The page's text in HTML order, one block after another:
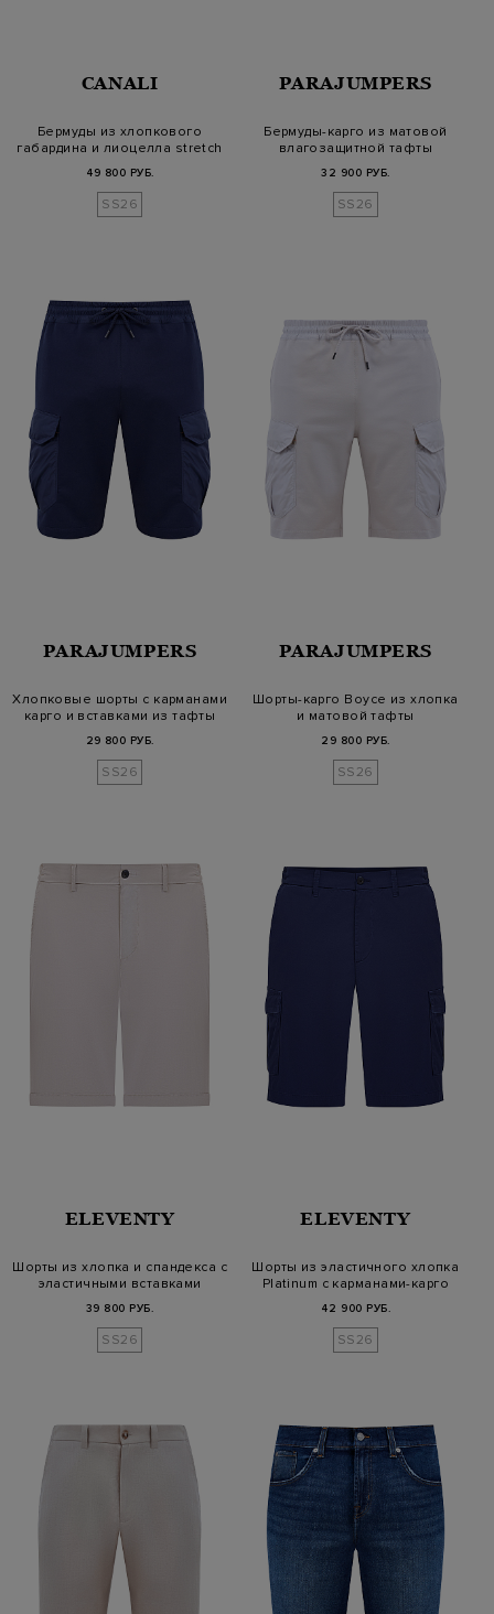
CANALI
Бермуды из хлопкового
габардина и лиоцелла stretch
49 800 РУБ.
SS26
PARAJUMPERS
Бермуды-карго из матовой
влагозащитной тафты
32 900 РУБ.
SS26
PARAJUMPERS
Хлопковые шорты с карманами
карго и вставками из тафты
29 800 РУБ.
SS26
PARAJUMPERS
Шорты-карго Boyce из хлопка
и матовой тафты
29 800 РУБ.
SS26
ELEVENTY
Шорты из хлопка и спандекса с
эластичными вставками
39 800 РУБ.
SS26
ELEVENTY
Шорты из эластичного хлопка
Platinum с карманами-карго
42 900 РУБ.
SS26